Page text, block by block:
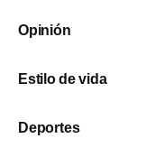
Opinión
Estilo de vida
Deportes